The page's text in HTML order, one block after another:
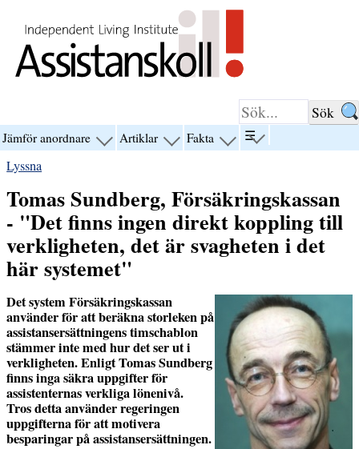
Jämför anordnare visa
anordnare”
Artiklar visa Fakta visa
☰visa
menyn
Lyssna
Tomas Sundberg, Försäkringskassan
- "Det finns ingen direkt koppling till
verkligheten, det är svagheten i det
här systemet"
Det system Försäkringskassan
använder för att beräkna storleken på
assistansersättningens timschablon
stämmer inte med hur det ser ut i
verkligheten. Enligt Tomas Sundberg
finns inga säkra uppgifter för
assistenternas verkliga lönenivå.
Tros detta använder regeringen
uppgifterna för att motivera
besparingar på assistansersättningen.